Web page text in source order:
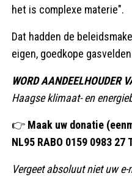
het is complexe materie".
Dat hadden de
eigen, goedkope
WORD AANDEELHOUDER
Haagse klimaat- en
👉 Maak uw donatie
NL95 RABO 0159 0983 27
Vergeet absoluut niet uw